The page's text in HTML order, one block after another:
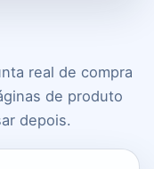
real de compra
de produto
depois.